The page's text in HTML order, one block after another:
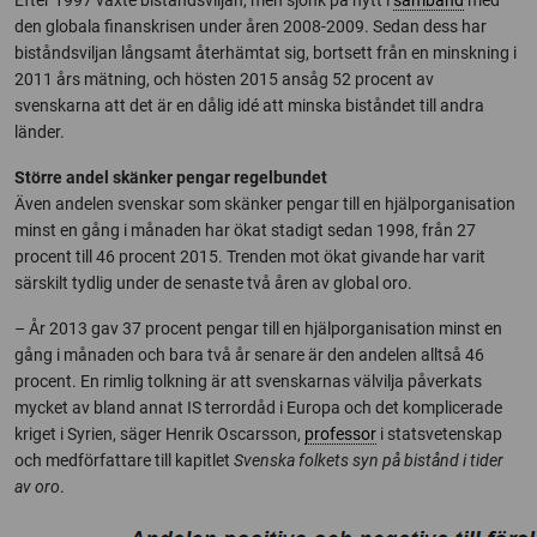
den globala finans­krisen under åren 2008-2009. Sedan dess har
biståndsviljan långsamt återhämtat sig, bortsett från en minskning i
2011 års mätning, och hösten 2015 ansåg 52 procent av
svenskarna att det är en dålig idé att minska biståndet till andra
länder.
Större andel skänker pengar regelbundet
Även andelen svenskar som skänker pengar till en hjälporganisation
minst en gång i månaden har ökat stadigt sedan 1998, från 27
procent till 46 procent 2015. Trenden mot ökat givande har varit
särskilt tydlig under de senaste två åren av global oro.
– År 2013 gav 37 procent pengar till en hjälporganisation minst en
gång i månaden och bara två år senare är den andelen alltså 46
procent. En rimlig tolkning är att svenskarnas välvilja påverkats
mycket av bland annat IS terrordåd i Europa och det komplicerade
kriget i Syrien, säger Henrik Oscarsson, professor i statsvetenskap
och medförfattare till kapitlet Svenska folkets syn på bistånd i tider
av oro.